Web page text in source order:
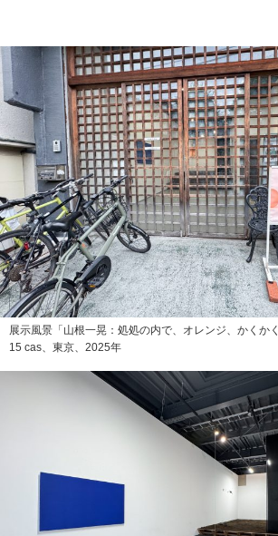
展示風景「山根一晃：処処の内で、オレンジ、かくか
15 cas、東京、2025年